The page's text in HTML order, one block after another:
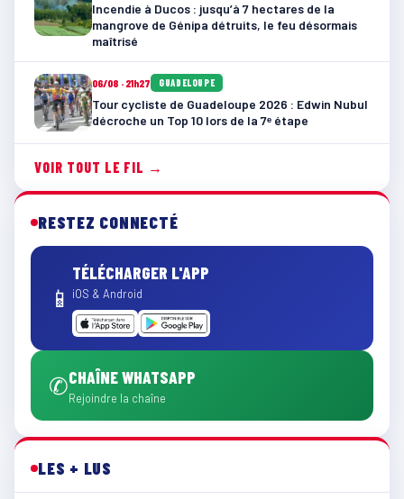
Incendie à Ducos : jusqu’à 7 hectares de la
mangrove de Génipa détruits, le feu désormais
maîtrisé
06/08 · 21h27 GUADELOUPE
Tour cycliste de Guadeloupe 2026 : Edwin Nubul
décroche un Top 10 lors de la 7ᵉ étape
VOIR TOUT LE FIL →
RESTEZ CONNECTÉ
📱
TÉLÉCHARGER L'APP
iOS & Android
✆CHAÎNE WHATSAPP
Rejoindre la chaîne
LES + LUS